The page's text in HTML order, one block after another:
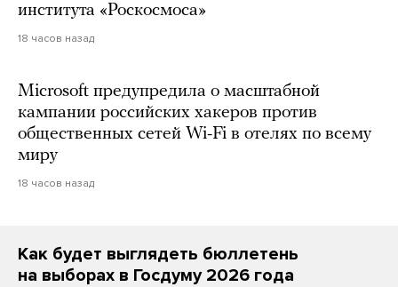
института «Роскосмоса»
18 часов назад
Microsoft предупредила о масштабной
кампании российских хакеров против
общественных сетей Wi-Fi в отелях по всему
миру
18 часов назад
Как будет выглядеть бюллетень
на выборах в Госдуму 2026 года